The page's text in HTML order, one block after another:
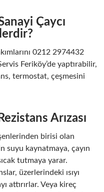
Çaycı
0212 2974432
Feriköy’de yaptırabilir,
termostat, çeşmesini
Arızası
birisi olan
suyu kaynatmaya, çayın
tutmaya yarar.
üzerlerindeki ısıyı
attırırlar. Veya kireç